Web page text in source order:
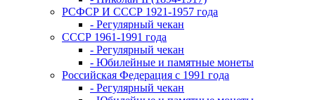
РСФСР И СССР 1921-1957 года
- Регулярный чекан
СССР 1961-1991 года
- Регулярный чекан
- Юбилейные и памятные монеты
Российская Федерация с 1991 года
- Регулярный чекан